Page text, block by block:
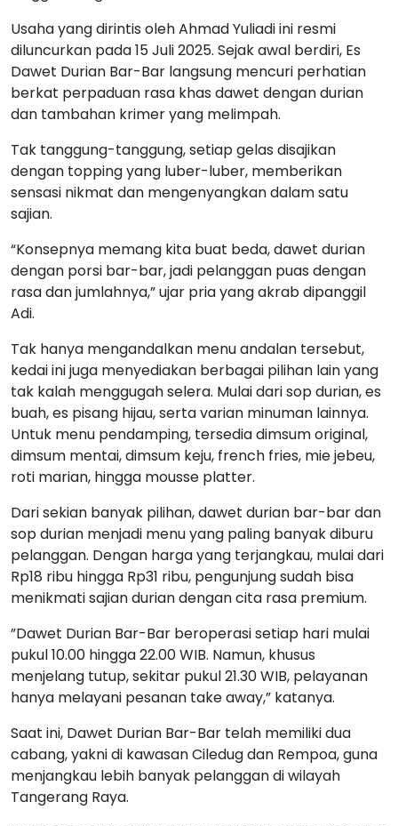
Usaha yang dirintis oleh Ahmad Yuliadi ini resmi
diluncurkan pada 15 Juli 2025. Sejak awal berdiri, Es
Dawet Durian Bar-Bar langsung mencuri perhatian
berkat perpaduan rasa khas dawet dengan durian
Tak tanggung-tanggung, setiap gelas disajikan
dengan topping yang luber-luber, memberikan
sensasi nikmat dan mengenyangkan dalam satu
“Konsepnya memang kita buat beda, dawet durian
dengan porsi bar-bar, jadi pelanggan puas dengan
rasa dan jumlahnya,” ujar pria yang akrab dipanggil
Tak hanya mengandalkan menu andalan tersebut,
kedai ini juga menyediakan berbagai pilihan lain yang
tak kalah menggugah selera. Mulai dari sop durian, es
buah, es pisang hijau, serta varian minuman lainnya.
Untuk menu pendamping, tersedia dimsum original,
dimsum mentai, dimsum keju, french fries, mie jebeu,
Dari sekian banyak pilihan, dawet durian bar-bar dan
sop durian menjadi menu yang paling banyak diburu
pelanggan. Dengan harga yang terjangkau, mulai dari
Rp18 ribu hingga Rp31 ribu, pengunjung sudah bisa
”Dawet Durian Bar-Bar beroperasi setiap hari mulai
pukul 10.00 hingga 22.00 WIB. Namun, khusus
menjelang tutup, sekitar pukul 21.30 WIB, pelayanan
Saat ini, Dawet Durian Bar-Bar telah memiliki dua
cabang, yakni di kawasan Ciledug dan Rempoa, guna
menjangkau lebih banyak pelanggan di wilayah